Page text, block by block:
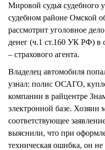
Мировой судья судебного
судебном районе Омской
рассмотрит уголовное
денег (ч.1 ст.160 УК РФ)
– страхового агента.
Владелец автомобиля
узнал: полис ОСАГО,
компании в райцентре
электронной базе.
соответствующее
выяснили, что при
техническая ошибка, он